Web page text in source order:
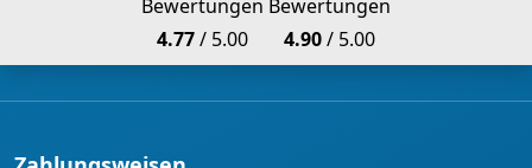
Bewertungen
4.77/ 5.00
Bewertungen
4.90/ 5.00